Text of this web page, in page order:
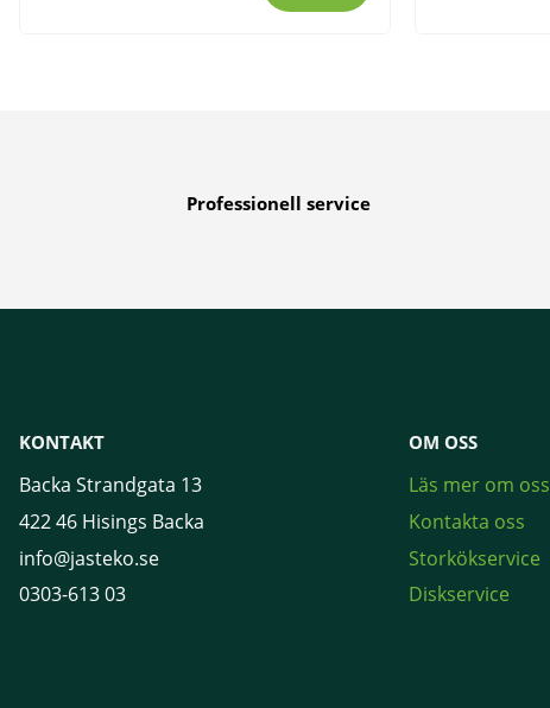
Professionell service
KONTAKT
Backa Strandgata 13
422 46 Hisings Backa
info@jasteko.se
0303-613 03
OM OSS
Läs mer om oss
Kontakta oss
Storkökservice
Diskservice